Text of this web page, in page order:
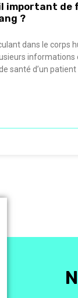
important de
?
dans le corps
informations
santé d’un patient